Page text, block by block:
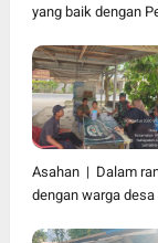
yang baik dengan
Asahan | Dalam
dengan warga